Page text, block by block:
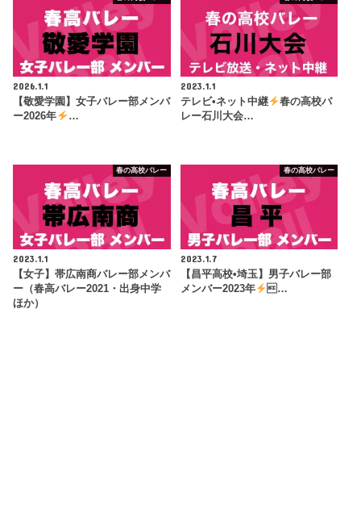
2026.1.1
【敬愛学園】女子バレー部メンバ
ー2026年
…
2023.1.1
テレビ•ネット中継
春の高校バ
レー石川大会…
春の高校バレー
2023.1.1
【女子】帯広南商バレー部メンバ
ー（春高バレー2021・出身中学
ほか）
春の高校バレー
2023.1.7
【昌平高校•埼玉】男子バレー部
メンバー2023年
…